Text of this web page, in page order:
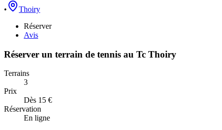
•
Thoiry
Réserver
Avis
Réserver un terrain de tennis au Tc Thoiry
Terrains
3
Prix
Dès 15 €
Réservation
En ligne